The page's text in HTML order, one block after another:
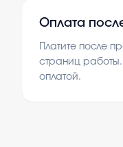
Оплата
Платите после
страниц
оплатой.